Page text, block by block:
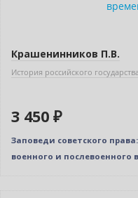
Крашенинников П.В.
История российского
3 450 ₽
Заповеди советского
военного и послевоенного